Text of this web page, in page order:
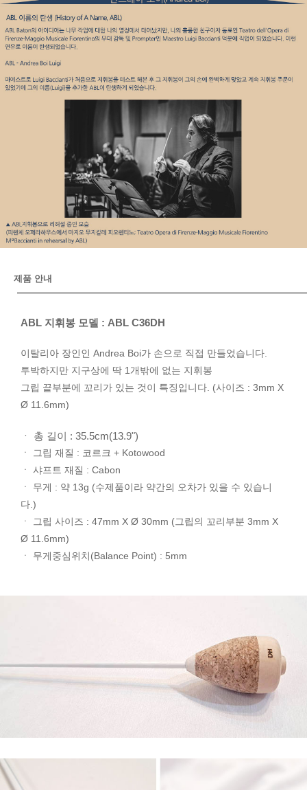
제품 안내
ABL 지휘봉 모델 : ABL C36DH
이탈리아 장인인 Andrea Boi가 손으로 직접 만들었습니다.
투박하지만 지구상에 딱 1개밖에 없는 지휘봉
그립 끝부분에 꼬리가 있는 것이 특징입니다. (사이즈 : 3mm X
Ø 11.6mm)
ㆍ 총 길이 : 35.5cm(13.9")
ㆍ 그립 재질 : 코르크 + Kotowood
ㆍ 샤프트 재질 : Cabon
ㆍ 무게 : 약 13g (수제품이라 약간의 오차가 있을 수 있습니
다.)
ㆍ 그립 사이즈 : 47mm X Ø 30mm (그립의 꼬리부분 3mm X
Ø 11.6mm)
ㆍ 무게중심위치(Balance Point) : 5mm